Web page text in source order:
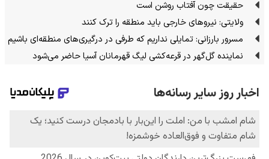
حقیقت چون آفتاب روشن است
ولایتی: نیروهای خارجی باید منطقه را ترک کنند
مسرور بارزانی: تمایلی نداریم که طرفی در درگیری‌های منطقه‌ای باشیم
نماینده گل‌گهر در قرعه‌کشی لیگ قهرمانان آسیا حاضر می‌شود